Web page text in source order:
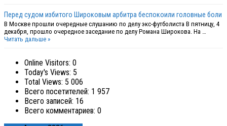
Перед судом избитого Широковым арбитра беспокоили головные боли
В Москве прошли очередные слушанию по делу экс-футболиста В пятницу, 4
декабря, прошло очередное заседание по делу Романа Широкова. На …
Читать дальше »
Online Visitors: 0
Today's Views: 5
Total Views: 5 006
Всего посетителей: 1 957
Всего записей: 16
Всего комментариев: 0